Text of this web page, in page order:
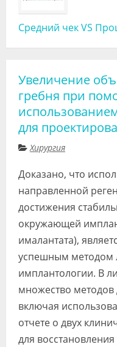
Средний чек VS
Увеличение
гребня при
для
Хирургия
Доказано, что
направленной
достижения
окружающей
ималантата),
успешным методом
имплантологии. В
множество методов
включая
отчете о двух
для